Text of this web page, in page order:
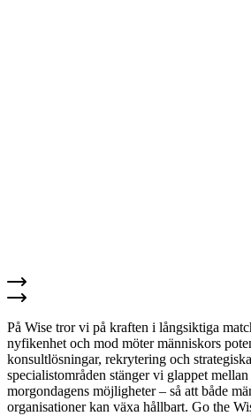
På Wise tror vi på kraften i långsiktiga
nyfikenhet och mod möter människors
konsultlösningar, rekrytering och
specialistområden stänger vi glappet
morgondagens möjligheter – så att både
organisationer kan växa hållbart. Go the